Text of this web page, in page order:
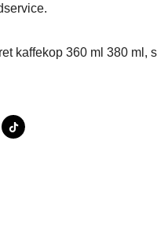
kaffekop 360 ml 380 ml,